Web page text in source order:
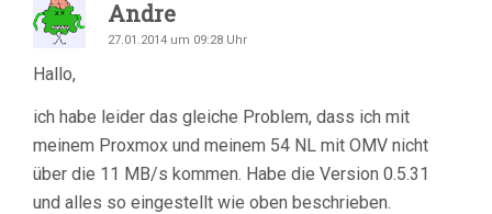
Andre
27.01.2014 um 09:28 Uhr
Hallo,
ich habe leider das gleiche Problem, dass ich mit
meinem Proxmox und meinem 54 NL mit OMV nicht
über die 11 MB/s kommen. Habe die Version 0.5.31
und alles so eingestellt wie oben beschrieben.